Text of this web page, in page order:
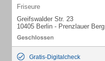
Friseure
Greifswalder Str. 23
10405 Berlin - Prenzlauer Berg
Gratis-Digitalcheck